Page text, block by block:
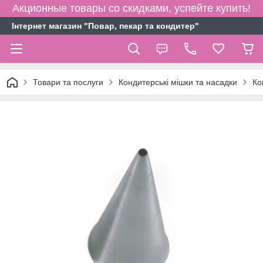
Акционные товары со скидками, успейте купить!
Інтернет магазин "Повар, пекар та кондитер"
Товари та послуги Кондитерські мішки та насадки